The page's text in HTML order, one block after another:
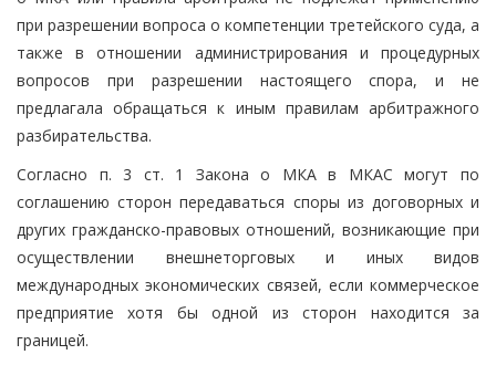
при разрешении вопроса о компетенции третейского суда, а
также в отношении администрирования и процедурных
вопросов при разрешении настоящего спора, и не
предлагала обращаться к иным правилам арбитражного
разбирательства.
Согласно п. 3 ст. 1 Закона о МКА в МКАС могут по
соглашению сторон передаваться споры из договорных и
других гражданско-правовых отношений, возникающие при
осуществлении внешнеторговых и иных видов
международных экономических связей, если коммерческое
предприятие хотя бы одной из сторон находится за
границей.